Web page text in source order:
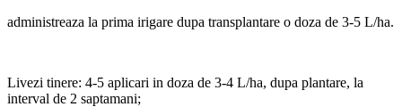
administreaza la prima irigare dupa transplantare o doza de 3-5 L/ha.
Livezi tinere: 4-5 aplicari in doza de 3-4 L/ha, dupa plantare, la
interval de 2 saptamani;